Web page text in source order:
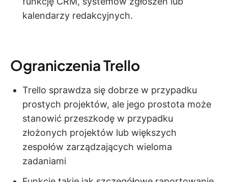
kalendarzy redakcyjnych.
Ograniczenia Trello
Trello sprawdza się dobrze w przypadku
prostych projektów, ale jego prostota może
stanowić przeszkodę w przypadku
złożonych projektów lub większych
zespołów zarządzających wieloma
zadaniami